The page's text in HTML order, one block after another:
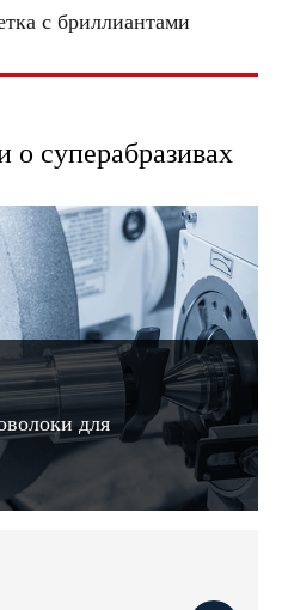
с бриллиантами
о суперабразивах
для